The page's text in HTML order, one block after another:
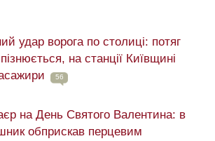
удар ворога по столиці: потяг
на станції Київщині
56
на День Святого Валентина: в
обприскав перцевим